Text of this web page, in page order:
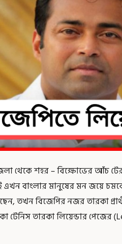
থেকে শহর – বিক্ষোভের আঁচ
এখন বাংলার মানুষের মন জয়ে
তখন বিজেপির নজর তারকা
টেনিস তারকা লিয়েন্ডার